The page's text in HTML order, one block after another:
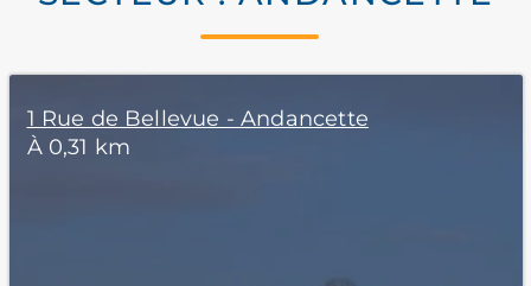
1 Rue de Bellevue - Andancette
À 0,31 km